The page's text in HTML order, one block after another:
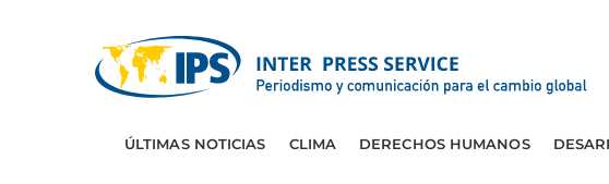
ÚLTIMAS NOTICIAS CLIMA DERECHOS HUMANOS